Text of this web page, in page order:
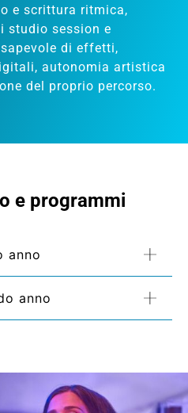
e scrittura ritmica,
studio session e
di effetti,
autonomia artistica
del proprio percorso.
e programmi
anno
anno